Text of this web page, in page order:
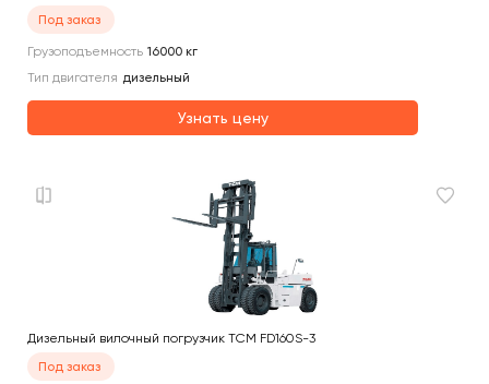
Под заказ
Грузоподъемность 16000 кг
Тип двигателя дизельный
Узнать цену
Дизельный вилочный погрузчик TCM FD160S-3
Под заказ